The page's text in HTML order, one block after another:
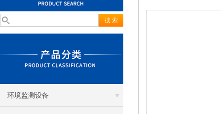
环境监测设备